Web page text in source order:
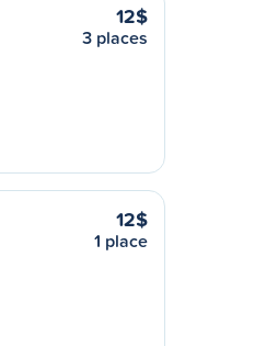
12$
3 places
12$
1 place